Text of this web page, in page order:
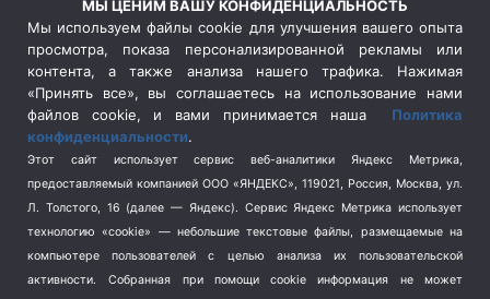
Сельское хозяйство (3)
Социальная политика
(3)
Спецоперация в Украине
Спецоперация на Украине
(404)
Спорт (740)
Терроризм (1)
Транспорт (262)
Туризм (178)
МЫ ЦЕНИМ ВАШУ КОНФИДЕНЦИАЛЬНОСТЬ
Мы используем файлы cookie для улучшения вашего опыта
просмотра, показа персонализированной рекламы или
контента, а также анализа нашего трафика. Нажимая
«Принять все», вы соглашаетесь на использование нами
файлов cookie, и вами принимается наша Политика
конфиденциальности.
Этот сайт использует сервис веб-аналитики Яндекс Метрика,
предоставляемый компанией ООО «ЯНДЕКС», 119021, Россия, Москва, ул.
Л. Толстого, 16 (далее — Яндекс). Сервис Яндекс Метрика использует
технологию «cookie» — небольшие текстовые файлы, размещаемые на
компьютере пользователей с целью анализа их пользовательской
активности.
Собранная при помощи cookie информация не может